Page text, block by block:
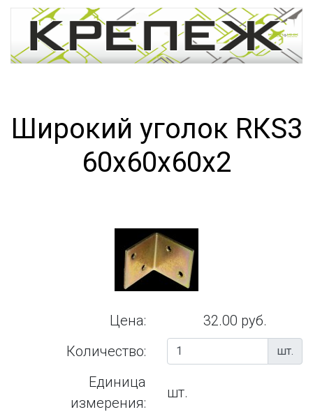
Широкий уголок RКS3
60х60х60х2
Цена:
32.00 руб.
Количество:
шт.
Единица
измерения:
шт.